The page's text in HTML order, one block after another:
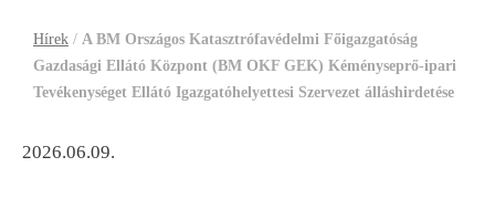
Hírek / A BM Országos Katasztrófavédelmi Főigazgatóság
Gazdasági Ellátó Központ (BM OKF GEK) Kéményseprő-ipari
Tevékenységet Ellátó Igazgatóhelyettesi Szervezet álláshirdetése
2026.06.09.